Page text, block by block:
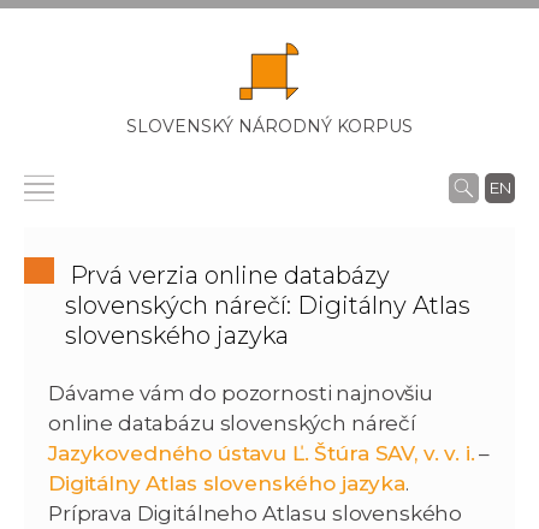
SLOVENSKÝ NÁRODNÝ KORPUS
EN
Prvá verzia online databázy
slovenských nárečí: Digitálny Atlas
slovenského jazyka
Dávame vám do pozornosti najnovšiu
online databázu slovenských nárečí
Jazykovedného ústavu Ľ. Štúra SAV, v. v. i. –
Digitálny Atlas slovenského jazyka.
Príprava Digitálneho Atlasu slovenského